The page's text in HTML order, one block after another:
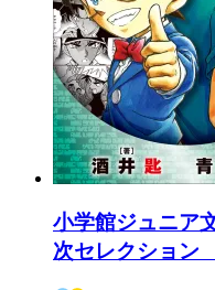
小学館ジュニ
次セレクショ